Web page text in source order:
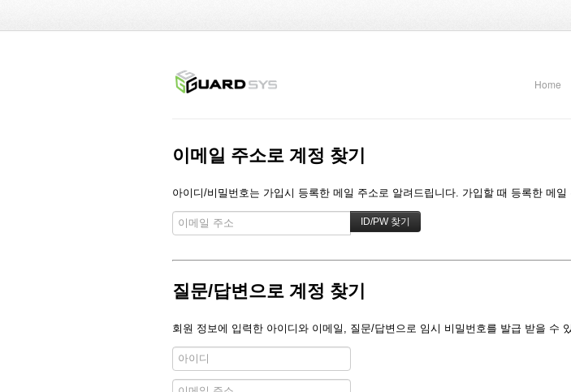
Home
이메일 주소로 계정 찾기
아이디/비밀번호는 가입시 등록한 메일 주소로 알려드립니다. 가입할 때 등록한 메
질문/답변으로 계정 찾기
회원 정보에 입력한 아이디와 이메일, 질문/답변으로 임시 비밀번호를 발급 받을 수